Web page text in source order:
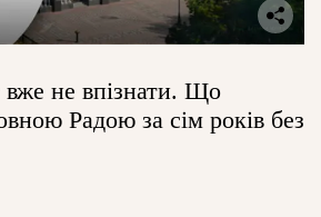
не впізнати. Що
Радою за сім років без